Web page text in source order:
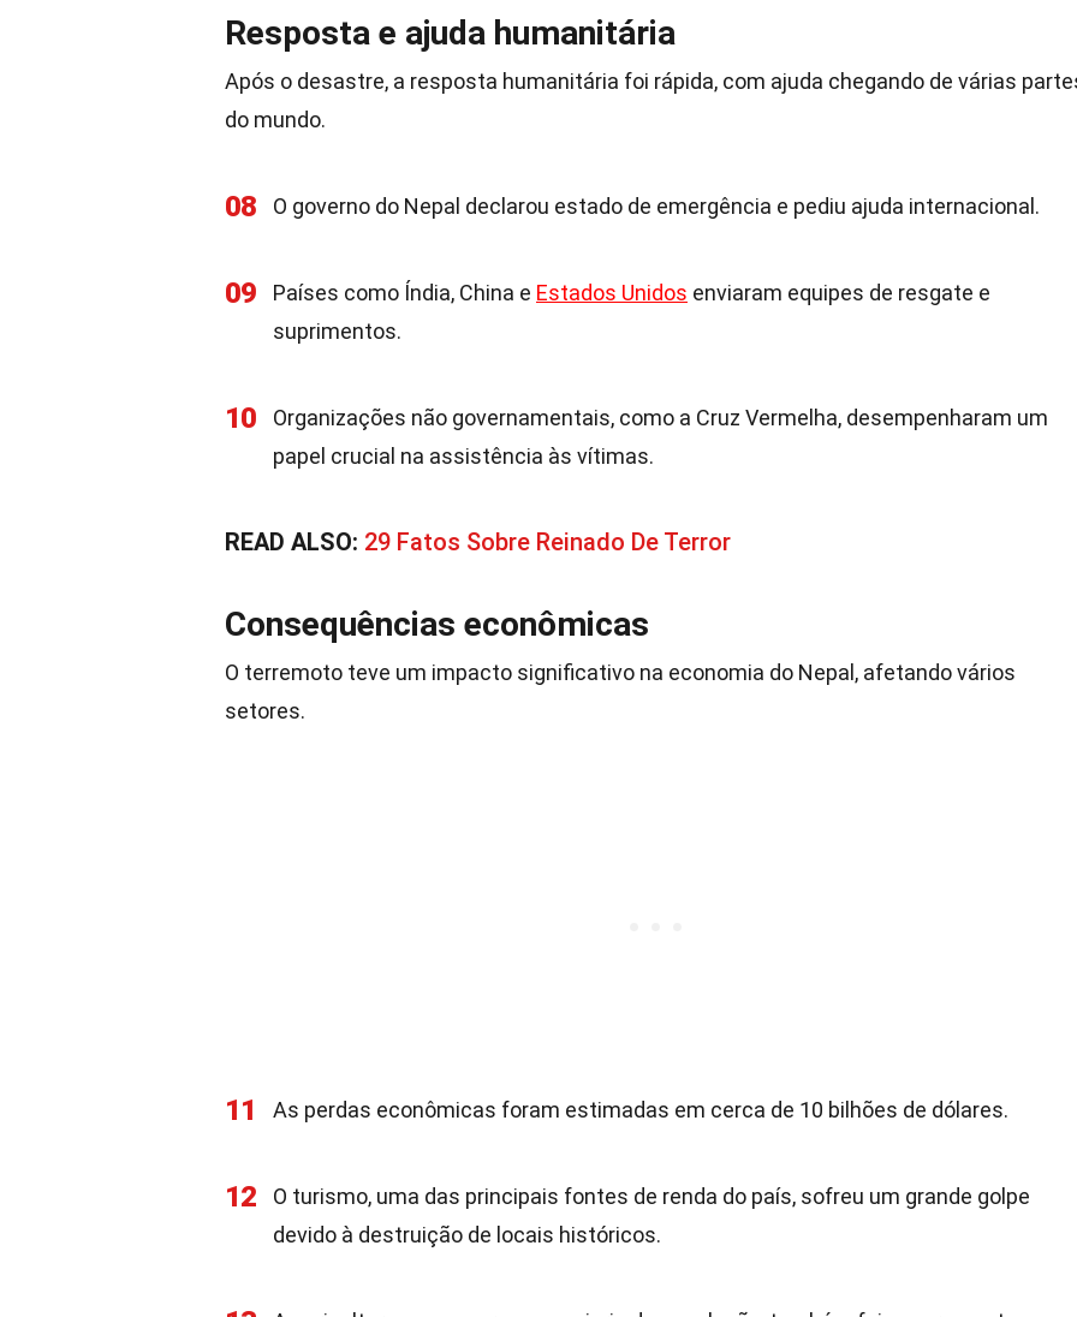
Resposta e ajuda humanitária
Após o desastre, a resposta humanitária foi rápida, com ajuda chegando de várias
do mundo.
08 O governo do Nepal declarou estado de emergência e pediu ajuda internacional.
09 Países como Índia, China e Estados Unidos enviaram equipes de resgate e
suprimentos.
10
Organizações não governamentais, como a Cruz Vermelha, desempenharam um
papel crucial na assistência às vítimas.
READ ALSO: 29 Fatos Sobre Reinado De Terror
Consequências econômicas
O terremoto teve um impacto significativo na economia do Nepal, afetando vários
setores.
11 As perdas econômicas foram estimadas em cerca de 10 bilhões de dólares.
12
O turismo, uma das principais fontes de renda do país, sofreu um grande golpe
devido à destruição de locais históricos.